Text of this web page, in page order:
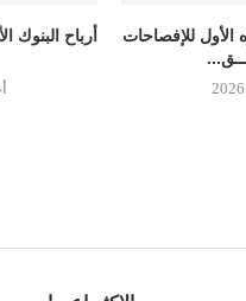
الأول للإفصاحات